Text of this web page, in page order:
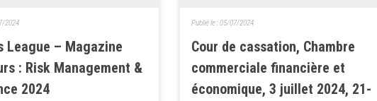
League – Magazine
: Risk Management &
2024
2024
Cour de cassation, Chambre
commerciale financière et
économique, 3 juillet 2024, 21-
Publié le :05/07/2024